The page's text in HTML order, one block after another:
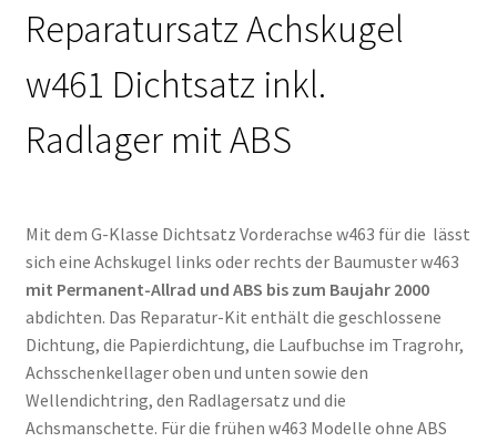
Reparatursatz Achskugel
w461 Dichtsatz inkl.
Radlager mit ABS
Mit dem G-Klasse Dichtsatz Vorderachse w463 für die lässt
sich eine Achskugel links oder rechts der Baumuster w463
mit Permanent-Allrad und ABS bis zum Baujahr 2000
abdichten. Das Reparatur-Kit enthält die geschlossene
Dichtung, die Papierdichtung, die Laufbuchse im Tragrohr,
Achsschenkellager oben und unten sowie den
Wellendichtring, den Radlagersatz und die
Achsmanschette. Für die frühen w463 Modelle ohne ABS